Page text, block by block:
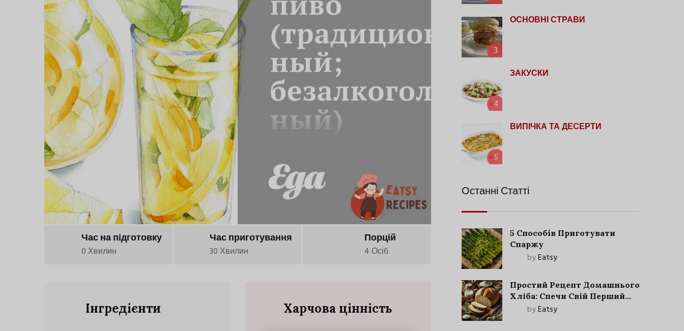
Час на підготовку
0 Хвилин
Час приготування
30 Хвилин
Порцій
4 Осіб
Інгредієнти Харчова цінність
3
ОСНОВНІ СТРАВИ
4
ЗАКУСКИ
5
ВИПІЧКА ТА ДЕСЕРТИ
Останні Статті
5 Способів Приготувати
Спаржу
byEatsy
Простий Рецепт Домашнього
Хліба: Спечи Свій Перший
Запашний Хліб!
byEatsy